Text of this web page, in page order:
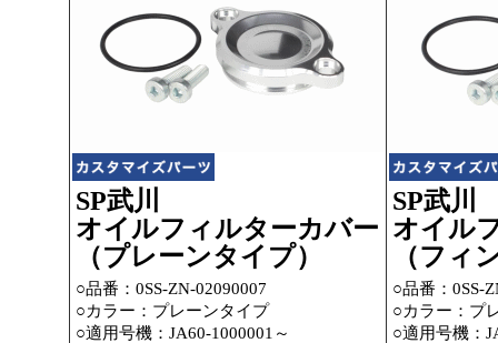
SP武川
オイルフィルターカバー
（プレーンタイプ）
○品番：0SS-ZN-02090007
○カラー：プレーンタイプ
○適用号機：JA60-1000001～
SP武川
オイル
（フィ
○品番：0SS-
○カラー：プ
○適用号機：